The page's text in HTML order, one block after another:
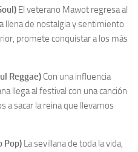
El veterano Mawot regresa al
llena de nostalgia y sentimiento.
promete conquistar a los más
Reggae) Con una influencia
llega al festival con una canción
a sacar la reina que llevamos
Pop) La sevillana de toda la vida,